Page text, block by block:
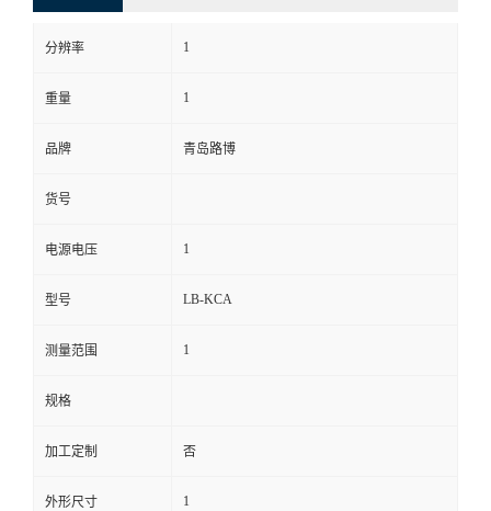
系
方
式
在
线
分辨率 1
重量 1
品牌 青岛路博
货号
电源电压 1
型号 LB-KCA
测量范围 1
规格
加工定制 否
外形尺寸 1